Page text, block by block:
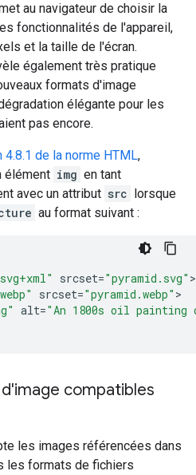
au navigateur de choisir la
fonctionnalités de l'appareil,
et la taille de l'écran.
également très pratique
formats d'image
élégante pour les
pas encore.
4.8.1 de la norme HTML,
élément img en tant
avec un attribut src lorsque
au format suivant :
srcset="pyramid.svg"
srcset="pyramid.webp"
alt="An 1800s oil painting
compatibles
les images référencées dans
les formats de fichiers